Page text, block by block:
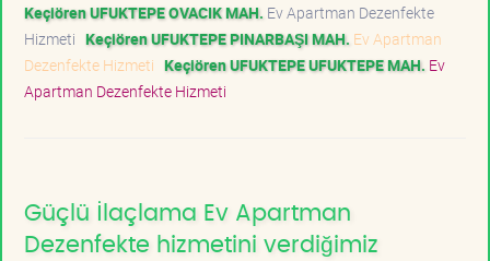
Keçiören UFUKTEPE OVACIK MAH. Ev Apartman Dezenfekte
Hizmeti Keçiören UFUKTEPE PINARBAŞI MAH. Ev Apartman
Dezenfekte Hizmeti Keçiören UFUKTEPE UFUKTEPE MAH. Ev
Apartman Dezenfekte Hizmeti
Güçlü İlaçlama Ev Apartman
Dezenfekte hizmetini verdiğimiz